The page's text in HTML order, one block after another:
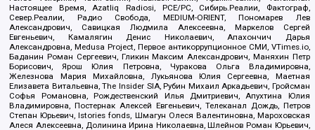
Настоящее Время, Azatliq Radiosi, PCE/PC, Сибирь.Реалии, Фактограф,
Север.Реалии, Радио Свобода, MEDIUM-ORIENT, Пономарев Лев
Александрович, Савицкая Людмила Алексеевна, Маркелов Сергей
Евгеньевич, Камалягин Денис Николаевич, Апахончич Дарья
Александровна, Medusa Project, Первое антикоррупционное СМИ, VTimes.io,
Баданин Роман Сергеевич, Гликин Максим Александрович, Маняхин Петр
Борисович, Ярош Юлия Петровна, Чуракова Ольга Владимировна,
Железнова Мария Михайловна, Лукьянова Юлия Сергеевна, Маетная
Елизавета Витальевна, The Insider SIA, Рубин Михаил Аркадьевич, Гройсман
Софья Романовна, Рождественский Илья Дмитриевич, Апухтина Юлия
Владимировна, Постернак Алексей Евгеньевич, Телеканал Дождь, Петров
Степан Юрьевич, Istories fonds, Шмагун Олеся Валентиновна, Мароховская
Алеся Алексеевна, Долинина Ирина Николаевна, Шлейнов Роман Юрьевич,